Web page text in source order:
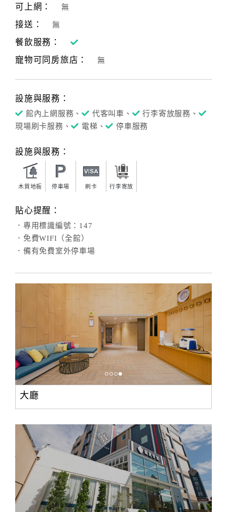
紅
利
查
詢
房
Q&A
國
訂
據
飯
店
合
可上網： 無
接送： 無
餐飲服務：
寵物可同房旅店：
無
設施與服務：
館內上網服務、 代客叫車、
行李寄放服務、
現場刷卡服務、
電梯、 停車服務
設施與服務：
木質地板 停車場 刷卡 行李寄放
貼心提醒：
．專用標識編號：147
．免費WIFI（全館）
．備有免費室外停車場
大廳